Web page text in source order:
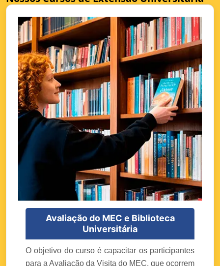
Avaliação do MEC e Biblioteca
Universitária
O objetivo do curso é capacitar os participantes
para a Avaliação da Visita do MEC, que ocorrem